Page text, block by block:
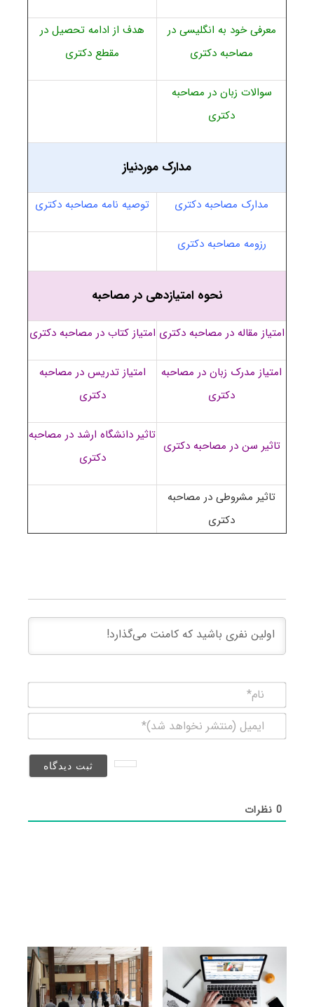
معرفی خود به انگلیسی در
مصاحبه دکتری
هدف از ادامه تحصیل در
مقطع دکتری
سوالات زبان در مصاحبه
دکتری
مدارک موردنیاز
مدارک مصاحبه دکتری توصیه نامه مصاحبه دکتری
رزومه مصاحبه دکتری
نحوه امتیازدهی در مصاحبه
امتیاز مقاله در مصاحبه دکتری امتیاز کتاب در مصاحبه دکتری
امتیاز مدرک زبان در مصاحبه
دکتری
امتیاز تدریس در مصاحبه
دکتری
تاثیر سن در مصاحبه دکتری
تاثیر دانشگاه ارشد در مصاحبه
دکتری
تاثیر مشروطی در مصاحبه
دکتری
(منتشر
0نظرات